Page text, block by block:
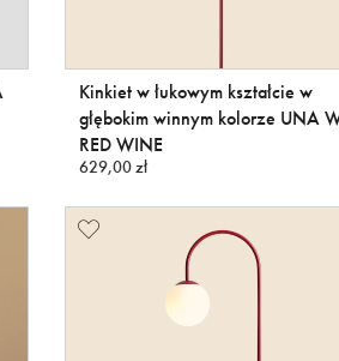
Kinkiet w łukowym kształcie w
głębokim winnym kolorze UNA
RED WINE
629,00 zł